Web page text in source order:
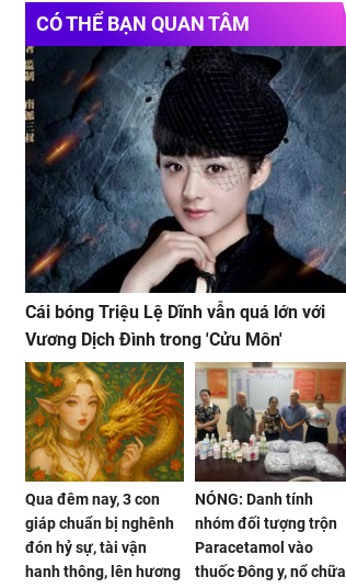
CÓ THỂ BẠN QUAN TÂM
Cái bóng Triệu Lệ Dĩnh vẫn quá lớn với
Vương Dịch Đình trong 'Cửu Môn'
Qua đêm nay, 3 con
giáp chuẩn bị nghênh
đón hỷ sự, tài vận
hanh thông, lên hương
NÓNG: Danh tính
nhóm đối tượng trộn
Paracetamol vào
thuốc Đông y, nổ chữa